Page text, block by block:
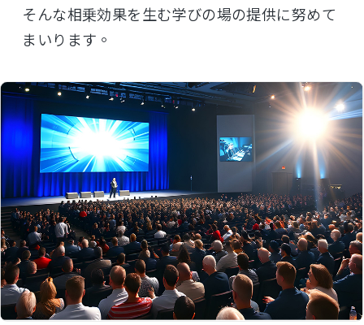
そんな相乗効果を生む学びの場の提供に努めて
まいります。